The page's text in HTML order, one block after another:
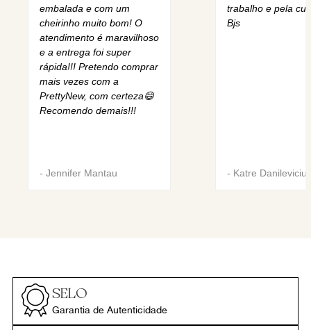
embalada e com um
cheirinho muito bom! O
atendimento é maravilhoso
e a entrega foi super
rápida!!! Pretendo comprar
mais vezes com a
PrettyNew, com certeza😄
Recomendo demais!!!
- Jennifer Mantau
trabalho e pela
Bjs
- Katre Danilevicius
SELO
Garantia de Autenticidade